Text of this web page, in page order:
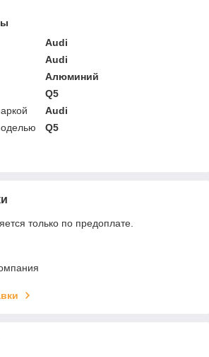
Audi
Audi
Алюминий
Q5
Audi
Q5
только по предоплате.